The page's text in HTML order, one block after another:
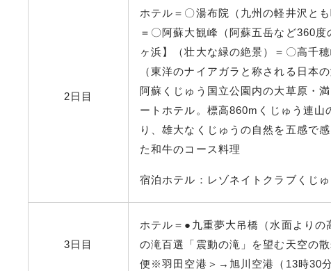
2日目
ホテル＝〇湯布院（九州の軽井沢と
＝〇阿蘇大観峰（阿蘇五岳など360
ヶ浜】（壮大な緑の絶景）＝〇高千
（東洋のナイアガラと称される日本
阿蘇くじゅう国立公園内の大草原・
ートホテル。標高860mくじゅう連
り、雄大なくじゅうの自然を五感で
た和牛のコース料理
宿泊ホテル：レゾネイトクラブくじゅ
3日目
ホテル＝●九重夢大吊橋（水面より
の滝百選「震動の滝」を望む天空の
便※羽田空港＞→旭川空港（13時30分